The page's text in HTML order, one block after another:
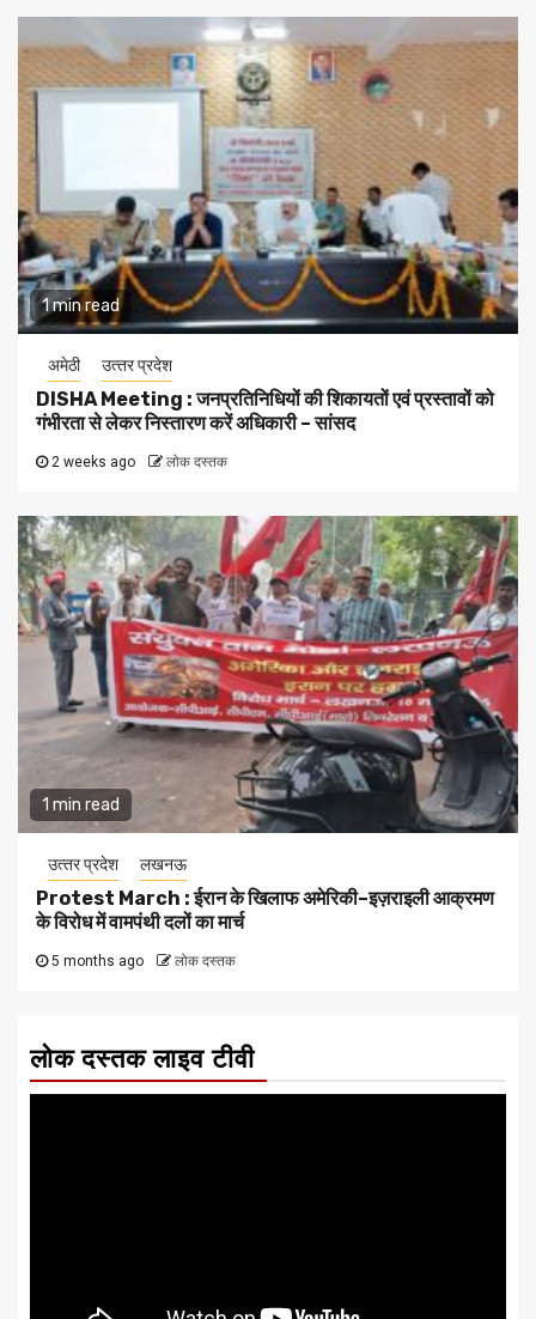
1 min read
अमेठी उत्‍तर प्रदेश
DISHA Meeting : जनप्रतिनिधियों की शिकायतों एवं प्रस्तावों को
गंभीरता से लेकर निस्तारण करें अधिकारी – सांसद
2 weeks ago लोक दस्तक
1 min read
उत्‍तर प्रदेश लखनऊ
Protest March : ईरान के खिलाफ अमेरिकी–इज़राइली आक्रमण
के विरोध में वामपंथी दलों का मार्च
5 months ago लोक दस्तक
लोक दस्तक लाइव टीवी